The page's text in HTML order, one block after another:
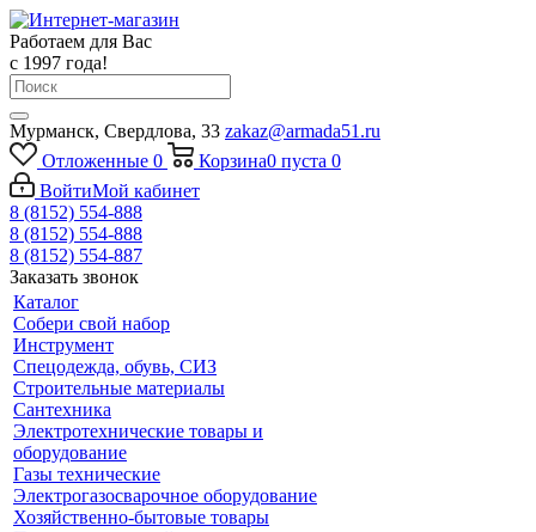
Работаем для Вас
с 1997 года!
Мурманск, Свердлова, 33 zakaz@armada51.ru
Отложенные 0 Корзина0 пуста 0
ВойтиМой кабинет
8 (8152) 554-888
8 (8152) 554-888
8 (8152) 554-887
Заказать звонок
Каталог
Собери свой набор
Инструмент
Спецодежда, обувь, СИЗ
Строительные материалы
Сантехника
Электротехнические товары и
оборудование
Газы технические
Электрогазосварочное оборудование
Хозяйственно-бытовые товары